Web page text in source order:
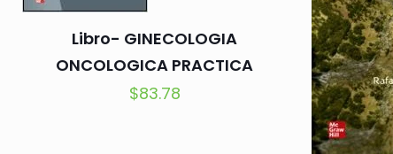
Libro- GINECOLOGIA
ONCOLOGICA PRACTICA
$83.78